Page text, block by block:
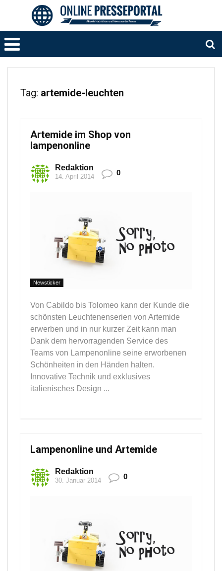
Tag: artemide-leuchten
Artemide im Shop von
lampenonline
Redaktion
14. April 2014 0
Newsticker
Von Cabildo bis Tolomeo kann der Kunde die
schönsten Leuchtenenserien von Artemide
erwerben und in nur kurzer Zeit kann man
Dank dem hervorragenden Service des
Teams von Lampenonline seine erworbenen
Schönheiten in den Händen halten.
Innovative Technik und exklusives
italienisches Design ...
Lampenonline und Artemide
Redaktion
30. Januar 2014 0